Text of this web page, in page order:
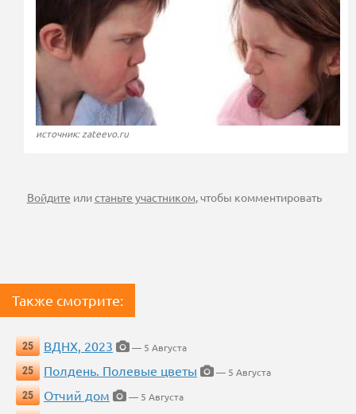
источник: zateevo.ru
Войдите илистаньте участником, чтобы комментировать
Также смотрите:
25 ВДНХ, 2023
— 5 Августа
25
Полдень. Полевые цветы
— 5 Августа
25
Отчий дом
— 5 Августа